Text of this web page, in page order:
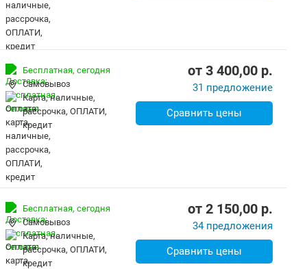
Бесплатная, сегодня
Самовывоз
карта, наличные,
рассрочка, ОПЛАТИ,
кредит
от 3 400,00 p.
31 предложение
Сравнить цены
Бесплатная, сегодня
Самовывоз
карта, наличные,
рассрочка, ОПЛАТИ,
кредит
от 2 150,00 p.
34 предложения
Сравнить цены